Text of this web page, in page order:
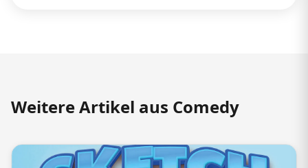
Weitere Artikel aus Comedy